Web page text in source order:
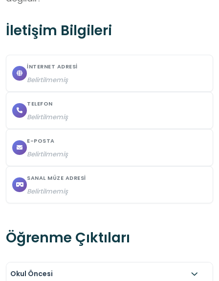
İletişim Bilgileri
İNTERNET ADRESI
Belirtilmemiş
TELEFON
Belirtilmemiş
E-POSTA
Belirtilmemiş
SANAL MÜZE ADRESI
Belirtilmemiş
Öğrenme Çıktıları
Okul Öncesi